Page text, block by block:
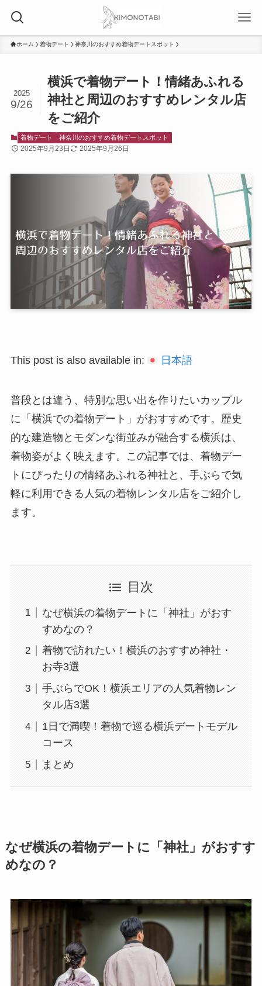
ホーム 着物デート 神奈川のおすすめ着物デートスポット
横浜で着物デート！情緒あふれる
神社と周辺のおすすめレンタル店
をご紹介
2025
9/26
着物デート 神奈川のおすすめ着物デートスポット
2025年9月23日 2025年9月26日
This post is also available in: 日本語
普段とは違う、特別な思い出を作りたいカップル
に「横浜での着物デート」がおすすめです。歴史
的な建造物とモダンな街並みが融合する横浜は、
着物姿がよく映えます。この記事では、着物デー
トにぴったりの情緒あふれる神社と、手ぶらで気
軽に利用できる人気の着物レンタル店をご紹介し
ます。
目次
なぜ横浜の着物デートに「神社」がおす
すめなの？
着物で訪れたい！横浜のおすすめ神社・
お寺3選
手ぶらでOK！横浜エリアの人気着物レン
タル店3選
1日で満喫！着物で巡る横浜デートモデル
コース
まとめ
なぜ横浜の着物デートに「神社」がおすす
めなの？